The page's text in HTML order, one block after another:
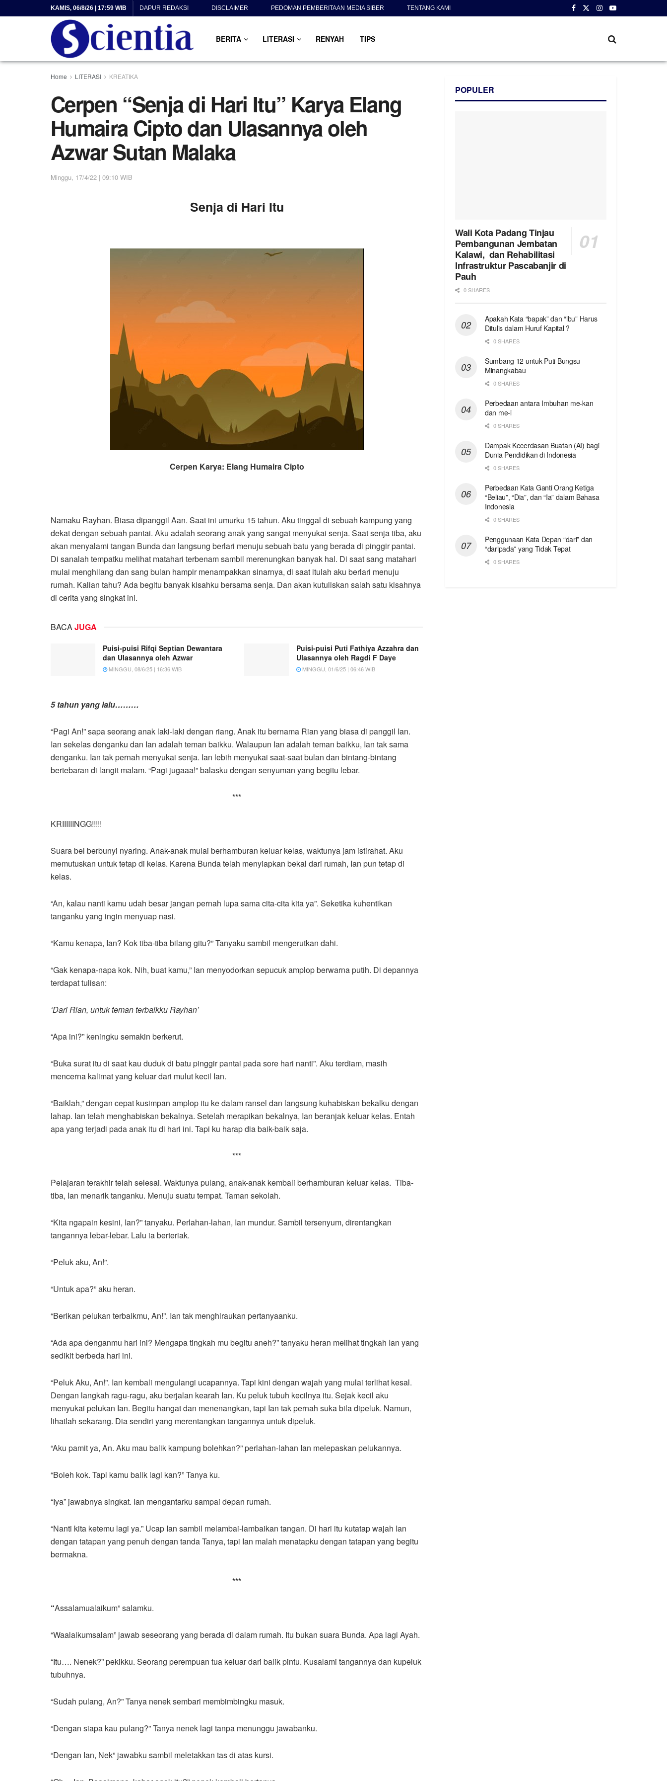
KAMIS, 06/8/26 | 17:59 WIB DAPUR REDAKSI DISCLAIMER PEDOMAN PEMBERITAAN MEDIA SIBER TENTANG KAMI
BERITA LITERASI RENYAH TIPS
Home LITERASI KREATIKA
Cerpen “Senja di Hari Itu” Karya Elang
Humaira Cipto dan Ulasannya oleh
Azwar Sutan Malaka
Minggu, 17/4/22 | 09:10 WIB
Senja di Hari Itu
Cerpen Karya: Elang Humaira Cipto
Namaku Rayhan. Biasa dipanggil Aan. Saat ini umurku 15 tahun. Aku tinggal di sebuah kampung yang
dekat dengan sebuah pantai. Aku adalah seorang anak yang sangat menyukai senja. Saat senja tiba, aku
akan menyalami tangan Bunda dan langsung berlari menuju sebuah batu yang berada di pinggir pantai.
Di sanalah tempatku melihat matahari terbenam sambil merenungkan banyak hal. Di saat sang matahari
mulai menghilang dan sang bulan hampir menampakkan sinarnya, di saat itulah aku berlari menuju
rumah. Kalian tahu? Ada begitu banyak kisahku bersama senja. Dan akan kutuliskan salah satu kisahnya
di cerita yang singkat ini.
BACAJUGA
Puisi-puisi Rifqi Septian Dewantara
dan Ulasannya oleh Azwar
MINGGU, 08/6/25 | 16:36 WIB
Puisi-puisi Puti Fathiya Azzahra dan
Ulasannya oleh Ragdi F Daye
MINGGU, 01/6/25 | 06:46 WIB
5 tahun yang lalu………
“Pagi An!” sapa seorang anak laki-laki dengan riang. Anak itu bernama Rian yang biasa di panggil Ian.
Ian sekelas denganku dan Ian adalah teman baikku. Walaupun Ian adalah teman baikku, Ian tak sama
denganku. Ian tak pernah menyukai senja. Ian lebih menyukai saat-saat bulan dan bintang-bintang
bertebaran di langit malam. “Pagi jugaaa!” balasku dengan senyuman yang begitu lebar.
***
KRIIIIIINGG!!!!!
Suara bel berbunyi nyaring. Anak-anak mulai berhamburan keluar kelas, waktunya jam istirahat. Aku
memutuskan untuk tetap di kelas. Karena Bunda telah menyiapkan bekal dari rumah, Ian pun tetap di
kelas.
“An, kalau nanti kamu udah besar jangan pernah lupa sama cita-cita kita ya”. Seketika kuhentikan
tanganku yang ingin menyuap nasi.
“Kamu kenapa, Ian? Kok tiba-tiba bilang gitu?” Tanyaku sambil mengerutkan dahi.
“Gak kenapa-napa kok. Nih, buat kamu,” Ian menyodorkan sepucuk amplop berwarna putih. Di depannya
terdapat tulisan:
‘Dari Rian, untuk teman terbaikku Rayhan’
“Apa ini?” keningku semakin berkerut.
“Buka surat itu di saat kau duduk di batu pinggir pantai pada sore hari nanti”. Aku terdiam, masih
mencerna kalimat yang keluar dari mulut kecil Ian.
“Baiklah,” dengan cepat kusimpan amplop itu ke dalam ransel dan langsung kuhabiskan bekalku dengan
lahap. Ian telah menghabiskan bekalnya. Setelah merapikan bekalnya, Ian beranjak keluar kelas. Entah
apa yang terjadi pada anak itu di hari ini. Tapi ku harap dia baik-baik saja.
***
Pelajaran terakhir telah selesai. Waktunya pulang, anak-anak kembali berhamburan keluar kelas. Tiba-
tiba, Ian menarik tanganku. Menuju suatu tempat. Taman sekolah.
“Kita ngapain kesini, Ian?” tanyaku. Perlahan-lahan, Ian mundur. Sambil tersenyum, direntangkan
tangannya lebar-lebar. Lalu ia berteriak.
“Peluk aku, An!”.
“Untuk apa?” aku heran.
“Berikan pelukan terbaikmu, An!”. Ian tak menghiraukan pertanyaanku.
“Ada apa denganmu hari ini? Mengapa tingkah mu begitu aneh?” tanyaku heran melihat tingkah Ian yang
sedikit berbeda hari ini.
“Peluk Aku, An!”. Ian kembali mengulangi ucapannya. Tapi kini dengan wajah yang mulai terlihat kesal.
Dengan langkah ragu-ragu, aku berjalan kearah Ian. Ku peluk tubuh kecilnya itu. Sejak kecil aku
menyukai pelukan Ian. Begitu hangat dan menenangkan, tapi Ian tak pernah suka bila dipeluk. Namun,
lihatlah sekarang. Dia sendiri yang merentangkan tangannya untuk dipeluk.
“Aku pamit ya, An. Aku mau balik kampung bolehkan?” perlahan-lahan Ian melepaskan pelukannya.
“Boleh kok. Tapi kamu balik lagi kan?” Tanya ku.
“Iya” jawabnya singkat. Ian mengantarku sampai depan rumah.
“Nanti kita ketemu lagi ya.” Ucap Ian sambil melambai-lambaikan tangan. Di hari itu kutatap wajah Ian
dengan tatapan yang penuh dengan tanda Tanya, tapi Ian malah menatapku dengan tatapan yang begitu
bermakna.
***
“Assalamualaikum” salamku.
“Waalaikumsalam” jawab seseorang yang berada di dalam rumah. Itu bukan suara Bunda. Apa lagi Ayah.
“Itu…. Nenek?” pekikku. Seorang perempuan tua keluar dari balik pintu. Kusalami tangannya dan kupeluk
tubuhnya.
“Sudah pulang, An?” Tanya nenek sembari membimbingku masuk.
“Dengan siapa kau pulang?” Tanya nenek lagi tanpa menunggu jawabanku.
“Dengan Ian, Nek” jawabku sambil meletakkan tas di atas kursi.
POPULER
Wali Kota Padang Tinjau
Pembangunan Jembatan
Kalawi, dan Rehabilitasi
Infrastruktur Pascabanjir di
Pauh
0 SHARES
Apakah Kata “bapak” dan “ibu” Harus
Ditulis dalam Huruf Kapital ?
0 SHARES
Sumbang 12 untuk Puti Bungsu
Minangkabau
0 SHARES
Perbedaan antara Imbuhan me-kan
dan me-i
0 SHARES
Dampak Kecerdasan Buatan (AI) bagi
Dunia Pendidikan di Indonesia
0 SHARES
Perbedaan Kata Ganti Orang Ketiga
“Beliau”, “Dia”, dan “Ia” dalam Bahasa
Indonesia
0 SHARES
Penggunaan Kata Depan “dari” dan
“daripada” yang Tidak Tepat
0 SHARES